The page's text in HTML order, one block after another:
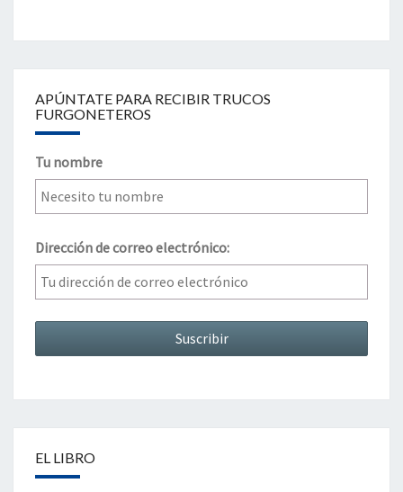
APÚNTATE PARA RECIBIR TRUCOS
FURGONETEROS
Tu nombre
Dirección de correo electrónico:
EL LIBRO